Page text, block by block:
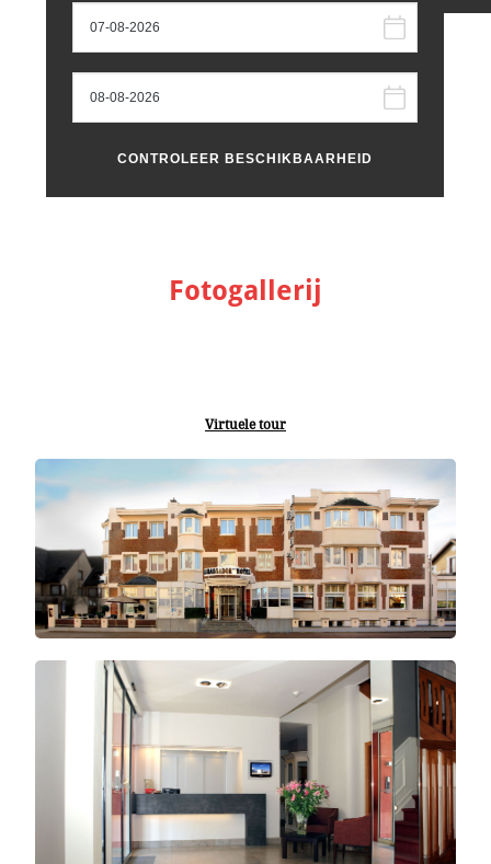
Fotogallerij
Virtuele tour